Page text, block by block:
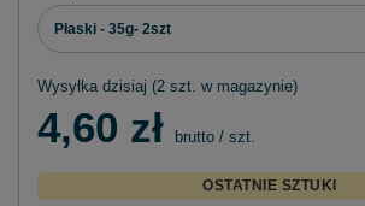
Płaski - 35g- 2szt
Wysyłka dzisiaj (2 szt. w magazynie)
4,60 zł brutto / szt.
OSTATNIE SZTUKI